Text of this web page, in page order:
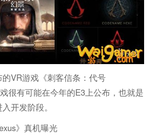
VR游戏《刺客信条：代号
很有可能在今年的E3上公布，也就是
开发阶段。
》真机曝光